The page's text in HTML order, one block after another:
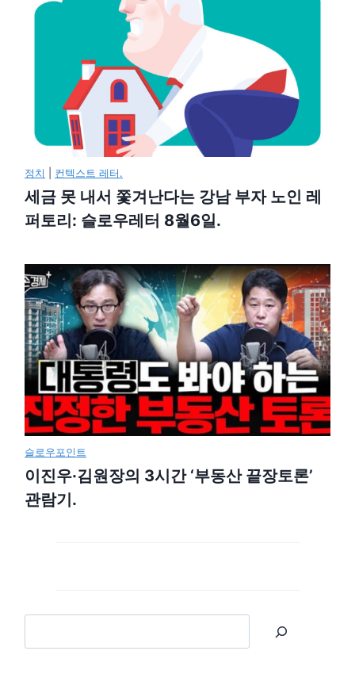
정치 컨텍스트 레터.
세금 못 내서 쫓겨난다는 강남 부자 노인 레
퍼토리: 슬로우레터 8월6일.
슬로우포인트
이진우·김원장의 3시간 ‘부동산 끝장토론’
관람기.